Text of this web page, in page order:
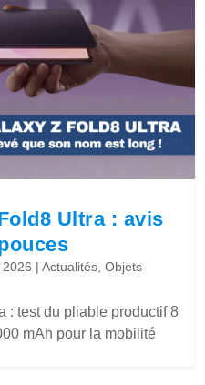
Ultra : avis
|Actualités,Objets
: test du pliable productif 8
mAh pour la mobilité